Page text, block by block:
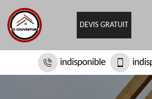
DEVIS GRATUIT
indisponible